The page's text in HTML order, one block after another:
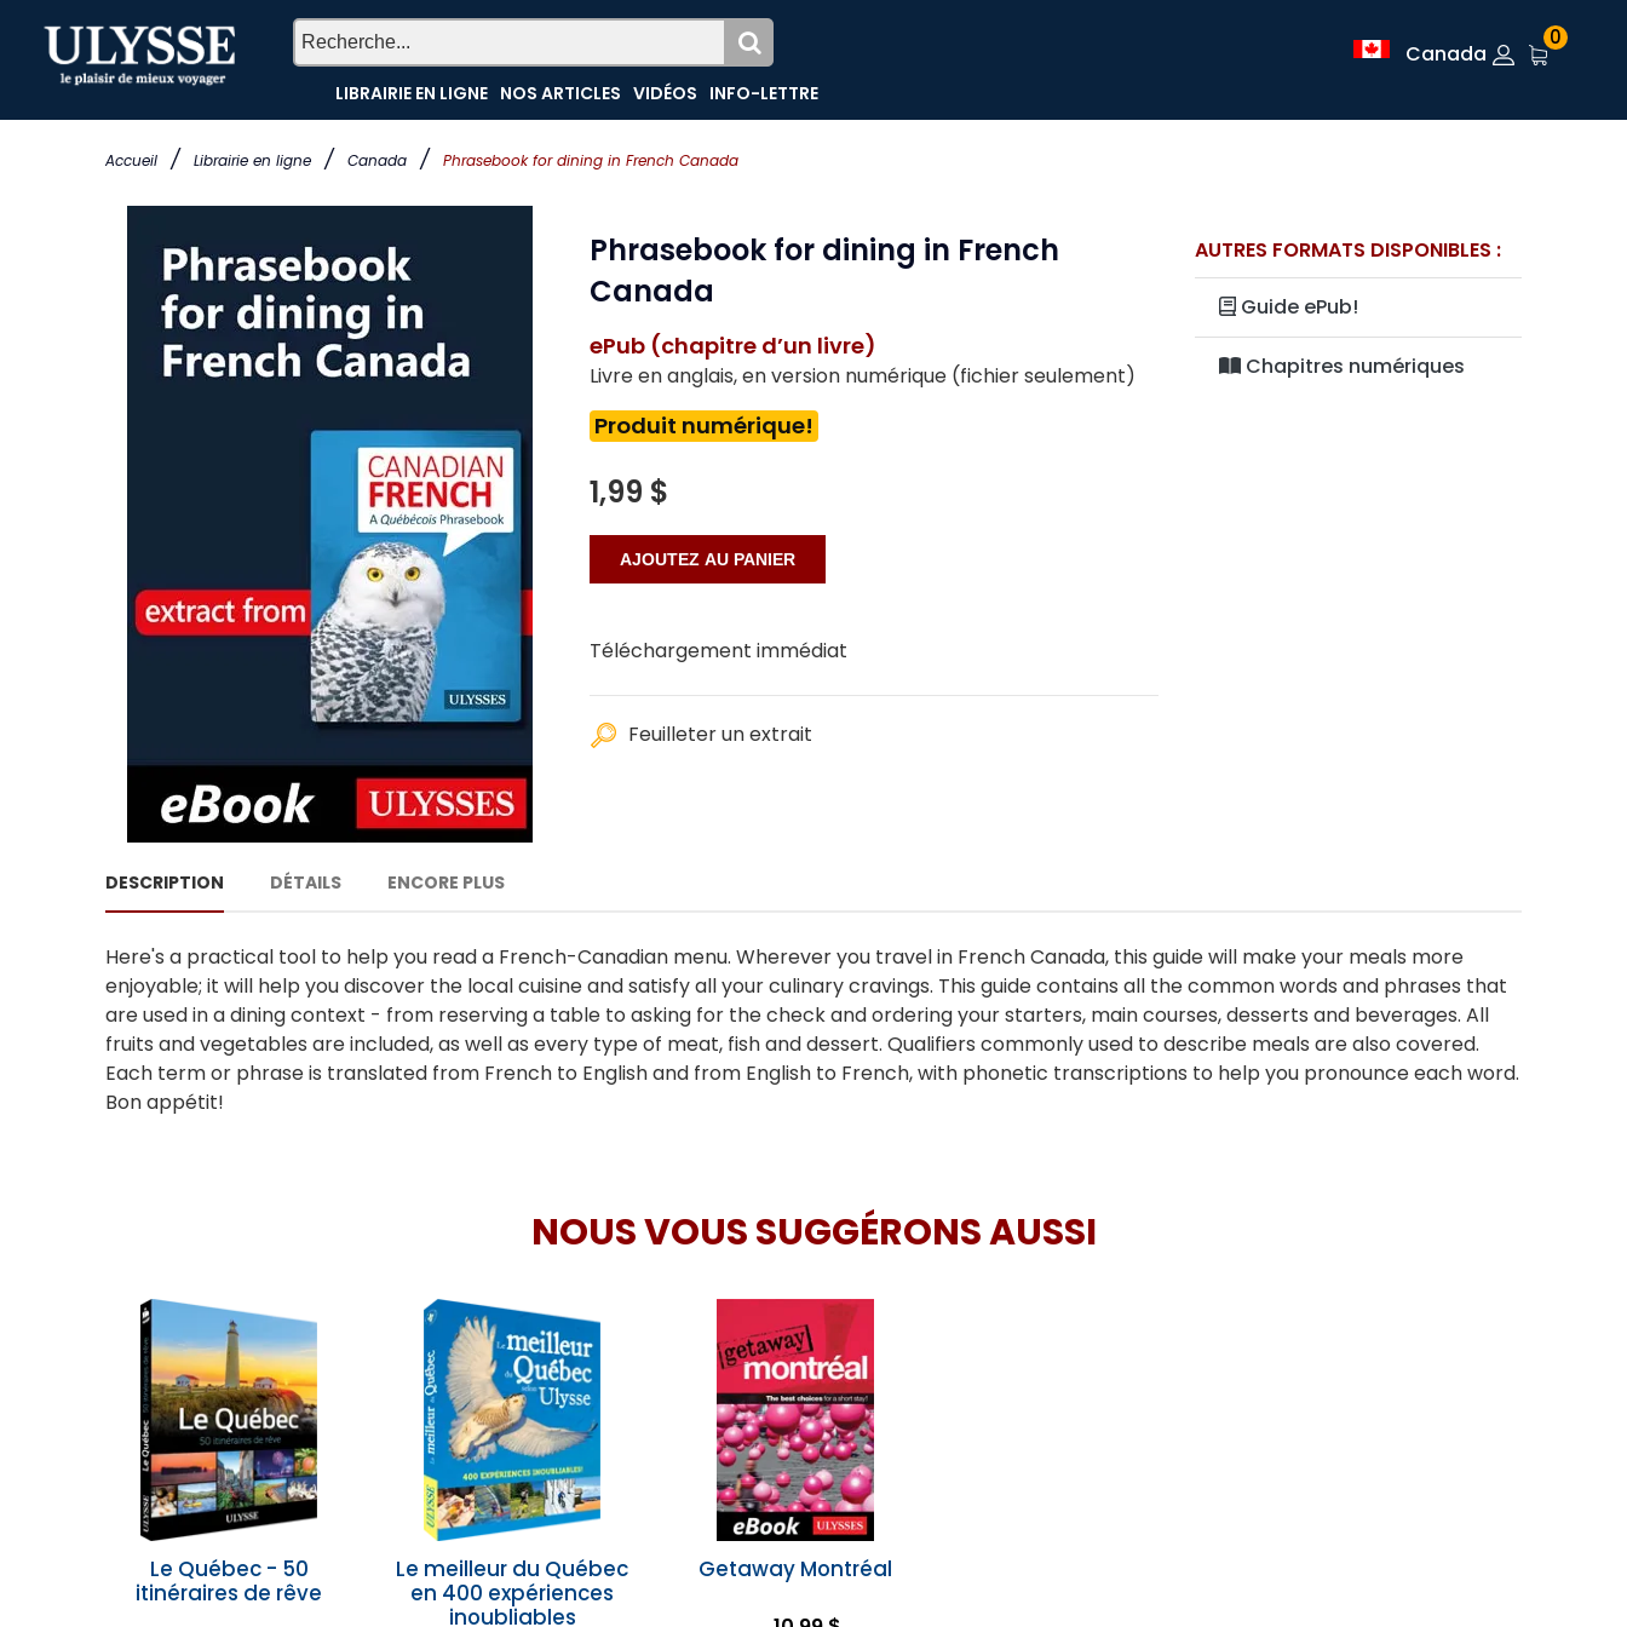
Accueil / Librairie en ligne / Canada / Phrasebook for dining in French Canada
LIBRAIRIE EN LIGNE NOS ARTICLES VIDÉOS INFO-LETTRE
Canada
0
Phrasebook for dining in French
Canada
ePub (chapitre d’un livre)
Livre en anglais, en version numérique (fichier seulement)
Produit numérique!
1,99 $
Téléchargement immédiat
Feuilleter un extrait
AUTRES FORMATS DISPONIBLES :
Guide ePub!
Chapitres numériques
DESCRIPTION DÉTAILS ENCORE PLUS
Here's a practical tool to help you read a French-Canadian menu. Wherever you travel in French Canada, this guide will make your meals more
enjoyable; it will help you discover the local cuisine and satisfy all your culinary cravings. This guide contains all the common words and phrases that
are used in a dining context - from reserving a table to asking for the check and ordering your starters, main courses, desserts and beverages. All
fruits and vegetables are included, as well as every type of meat, fish and dessert. Qualifiers commonly used to describe meals are also covered.
Each term or phrase is translated from French to English and from English to French, with phonetic transcriptions to help you pronounce each word.
Bon appétit!
NOUS VOUS SUGGÉRONS AUSSI
Le Québec - 50
itinéraires de rêve
Le meilleur du Québec
en 400 expériences
inoubliables
Getaway Montréal